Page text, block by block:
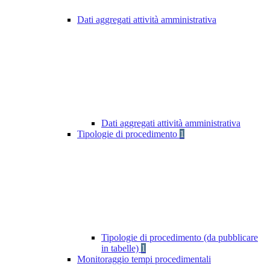
Dati aggregati attività amministrativa
Dati aggregati attività amministrativa
Tipologie di procedimento 1
Tipologie di procedimento (da pubblicare
in tabelle) 1
Monitoraggio tempi procedimentali